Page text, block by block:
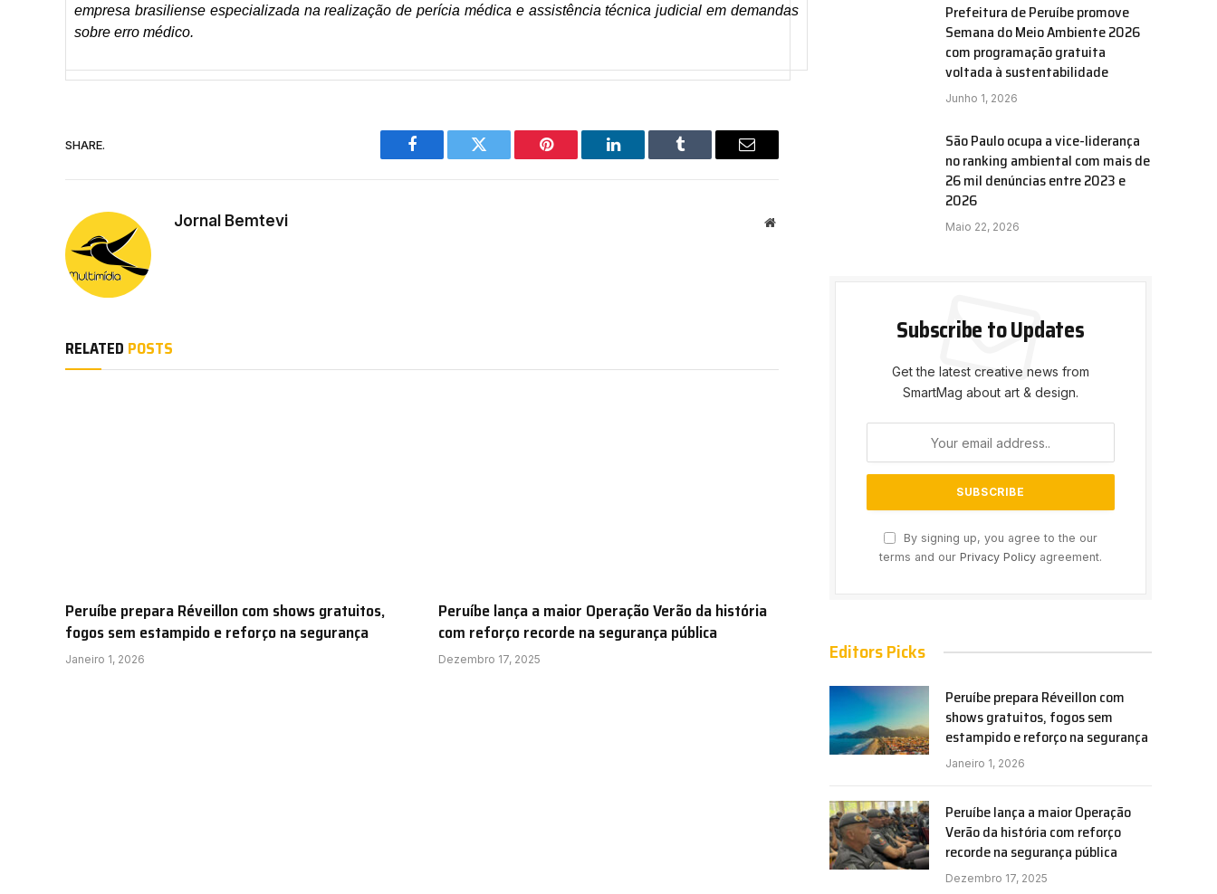
empresa brasiliense especializada na realização de perícia médica e assistência técnica judicial em demandas
sobre erro médico.
SHARE.
Facebook Twitter Pinterest LinkedIn Tumblr Email
Jornal Bemtevi Website
RELATED POSTS
Peruíbe prepara Réveillon com shows gratuitos,
fogos sem estampido e reforço na segurança
Janeiro 1, 2026
Peruíbe lança a maior Operação Verão da história
com reforço recorde na segurança pública
Dezembro 17, 2025
Prefeitura de Peruíbe promove
Semana do Meio Ambiente 2026
com programação gratuita
voltada à sustentabilidade
Junho 1, 2026
São Paulo ocupa a vice-liderança
no ranking ambiental com mais de
26 mil denúncias entre 2023 e
2026
Maio 22, 2026
Subscribe to Updates
Get the latest creative news from
SmartMag about art & design.
By signing up, you agree to the our
terms and our Privacy Policy agreement.
Editors Picks
Peruíbe prepara Réveillon com
shows gratuitos, fogos sem
estampido e reforço na segurança
Janeiro 1, 2026
Peruíbe lança a maior Operação
Verão da história com reforço
recorde na segurança pública
Dezembro 17, 2025